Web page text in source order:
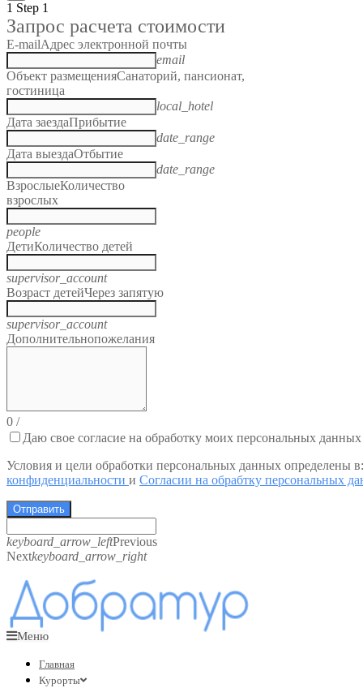
1 Step 1
Запрос расчета стоимости
E-mailАдрес электронной почты
email
Объект размещенияСанаторий, пансионат,
гостиница
local_hotel
Дата заездаПрибытие
date_range
Дата выездаОтбытие
date_range
ВзрослыеКоличество
взрослых
people
ДетиКоличество детей
supervisor_account
Возраст детейЧерез запятую
supervisor_account
Дополнительнопожелания
0 /
Даю свое согласие на обработку моих персональных данных
Условия и цели обработки персональных данных определены
конфиденциальности и Согласии на обрабтку персональных
Отправить
keyboard_arrow_leftPrevious
Nextkeyboard_arrow_right
Меню
Главная
Курорты